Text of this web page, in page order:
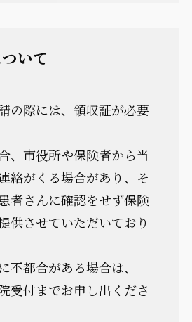
いて
の際には、領収証が必要
、市役所や保険者から当
絡がくる場合があり、そ
者さんに確認をせず保険
供させていただいており
不都合がある場合は、
受付までお申し出くださ